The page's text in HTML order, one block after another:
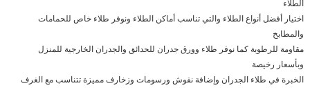
الطلاء
اختيار أفضل أنواع الطلاء والتي تناسب أماكن الطلاء ونوفر طلاء خاص للحمامات
والمطابخ
مقاومة للرطوبة كما نوفر طلاء وورق جدران للحدائق والجدران الخارجية للمنزل
وبأسعار رخيصة
الخبرة في طلاء الجدران وإضافة نقوش ورسومات وزخارف مميزة تتناسب مع الغرف